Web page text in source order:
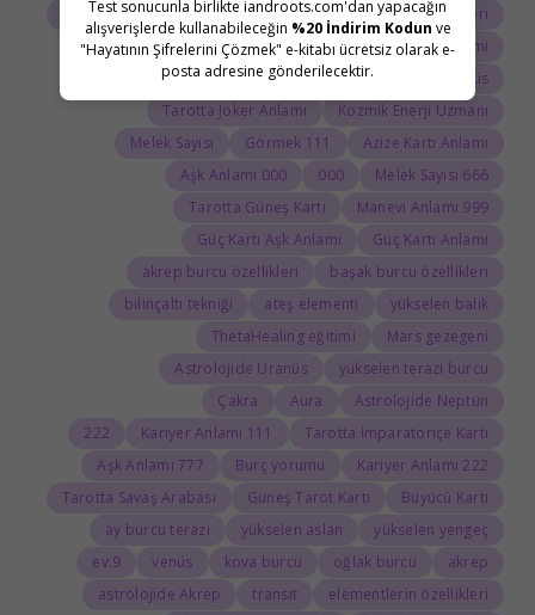
Test sonucunla birlikte iandroots.com'dan yapacağın
alışverişlerde kullanabileceğin %20 İndirim Kodun ve
"Hayatının Şifrelerini Çözmek" e-kitabı ücretsiz olarak e-
posta adresine gönderilecektir.
ThetaHealing semineri
Tarot Sembolleri
Tarot Açılımı
Jean Adrienne Arınma Sistemi
Uranüs burcu
Doğum haritasında Uranüs
Astroloji Sözlüğü
Kozmik Enerji Uzmanı
Tarotta Joker Anlamı
Azize Kartı Anlamı
111 Görmek
Melek Sayısı
666 Melek Sayısı
000
000 Aşk Anlamı
999 Manevi Anlamı
Tarotta Güneş Kartı
Güç Kartı Anlamı
Güç Kartı Aşk Anlamı
başak burcu özellikleri
akrep burcu özellikleri
yükselen balık
ateş elementi
bilinçaltı tekniği
Mars gezegeni
ThetaHealing eğitimi
yükselen terazi burcu
Astrolojide Uranüs
Astrolojide Neptün
Aura
Çakra
Tarotta İmparatoriçe Kartı
111 Kariyer Anlamı
222
222 Kariyer Anlamı
Burç yorumu
777 Aşk Anlamı
Büyücü Kartı
Güneş Tarot Kartı
Tarotta Savaş Arabası
yükselen yengeç
yükselen aslan
ay burcu terazi
akrep
oğlak burcu
kova burcu
venüs
9.ev
elementlerin özellikleri
transit
astrolojide Akrep